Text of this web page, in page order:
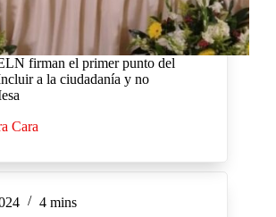
firman el primer punto del
a la ciudadanía y no
Cara
4 mins